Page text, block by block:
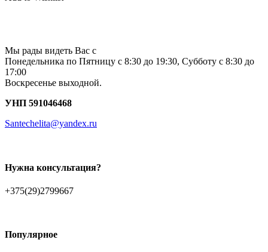
Мы рады видеть Вас с
Понедельника по Пятницу с 8:30 до 19:30, Субботу с 8:30 до
17:00
Воскресенье выходной.
УНП 591046468
Santechelita@yandex.ru
Нужна консультация?
+375(29)2799667
Популярное